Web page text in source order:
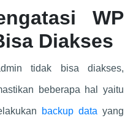
WP
Diakses
tidak bisa diakses,
beberapa hal yaitu
backup data yang